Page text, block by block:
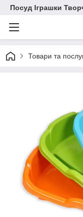
Посуд Іграшки
Товари та